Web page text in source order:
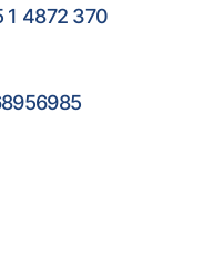
1 4872 370